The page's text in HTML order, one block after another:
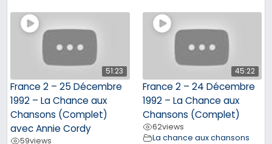
51:23
France 2 – 25 Décembre
1992 – La Chance aux
Chansons (Complet)
avec Annie Cordy
59views
45:22
France 2 – 24 Décembre
1992 – La Chance aux
Chansons (Complet)
62views
La chance aux chansons